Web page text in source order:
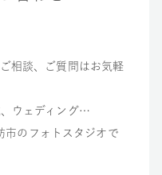
相談、ご質問はお気軽
ウェディング…
市のフォトスタジオで